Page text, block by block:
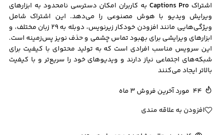
اشتراک Captions Pro به کاربران امکان دسترسی نامحدود به ابزارهای
ویرایش ویدیو با هوش مصنوعی را می‌دهد. این اشتراک شامل
ویژگی‌هایی مانند افزودن خودکار زیرنویس، دوبله به ۲۹ زبان مختلف، و
ابزارهای ویرایشی برای بهبود تماس چشمی و حذف نویز پس‌زمینه است.
این سرویس مناسب افرادی است که به تولید محتوای با کیفیت برای
شبکه‌های اجتماعی نیاز دارند و ویدیوهای خود را سریع‌تر و با کیفیت
بالاتر ایجاد می‌کنند​
44 مورد آخرین فروش 3 ماه
افزودن به علاقه مندی